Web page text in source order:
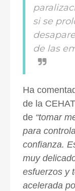
si se
de las
Ha
de la
de “tomar
para
confianza.
muy
esfuerzos y
acelerada